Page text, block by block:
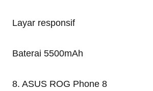
Layar responsif
Baterai 5500mAh
8. ASUS ROG Phone 8